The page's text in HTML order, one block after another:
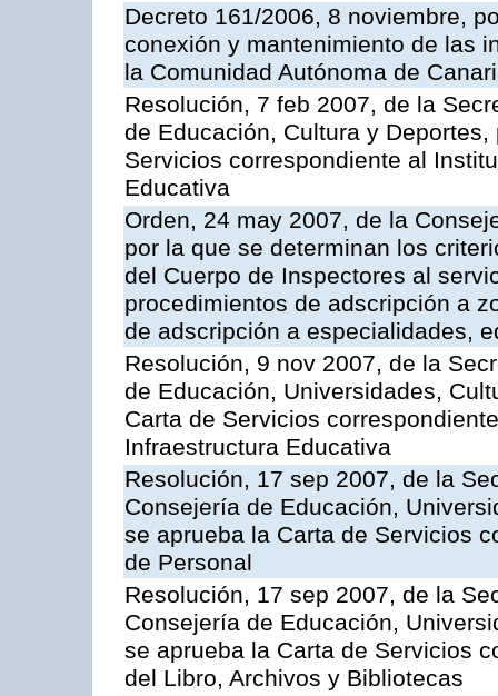
Decreto 161/2006, 8 noviembre,
conexión y mantenimiento de las
la Comunidad Autónoma de
Resolución, 7 feb 2007, de la
de Educación, Cultura y
Servicios correspondiente al
Educativa
Orden, 24 may 2007, de la
por la que se determinan los
del Cuerpo de Inspectores al
procedimientos de adscripción a
de adscripción a especialidades,
Resolución, 9 nov 2007, de la
de Educación, Universidades,
Carta de Servicios
Infraestructura Educativa
Resolución, 17 sep 2007, de la
Consejería de Educación,
se aprueba la Carta de Servicios
de Personal
Resolución, 17 sep 2007, de la
Consejería de Educación,
se aprueba la Carta de Servicios
del Libro, Archivos y Bibliotecas